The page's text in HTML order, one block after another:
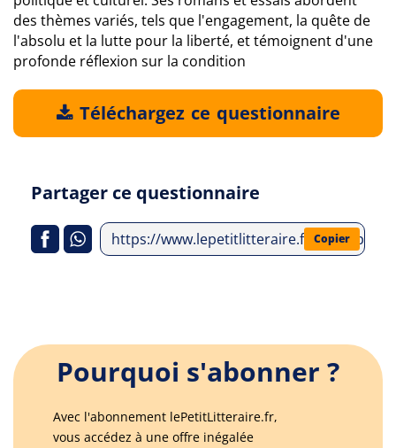
des thèmes variés, tels que l'engagement, la quête de
l'absolu et la lutte pour la liberté, et témoignent d'une
profonde réflexion sur la condition
Téléchargez ce questionnaire
Partager ce questionnaire
https://www.lepetitlitteraire.fr/index.php/
Copier
Pourquoi s'abonner ?
Avec l'abonnement lePetitLitteraire.fr,
vous accédez à une offre inégalée